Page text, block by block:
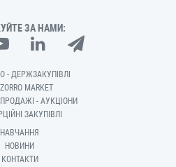
ЗА НАМИ:
- ДЕРЖЗАКУПІВЛІ
MARKET
- АУКЦІОНИ
ЗАКУПІВЛІ
НАВЧАННЯ
НОВИНИ
КОНТАКТИ